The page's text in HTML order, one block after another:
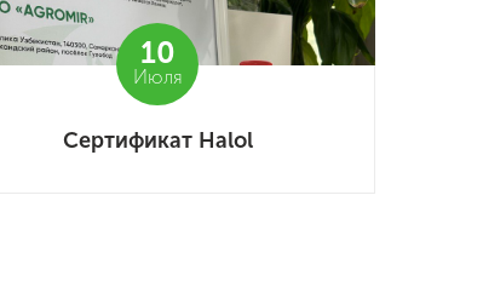
10
Июля
Сертификат Halol